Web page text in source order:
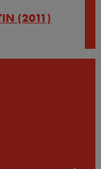
(2011)